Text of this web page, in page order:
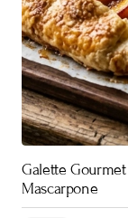
Galette
Mascarpone